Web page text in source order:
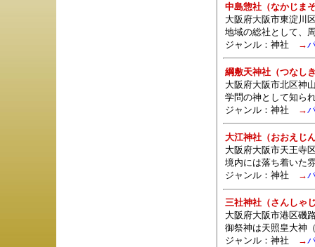
中島惣社（なかじま
大阪府大阪市東淀川
地域の総社として、
ジャンル： 神社 →
綱敷天神社（つなし
大阪府大阪市北区神
学問の神として知ら
ジャンル： 神社 →
大江神社（おおえじ
大阪府大阪市天王寺
境内には落ち着いた
ジャンル： 神社 →
三社神社（さんしゃ
大阪府大阪市港区磯
御祭神は天照皇大神
ジャンル： 神社 →